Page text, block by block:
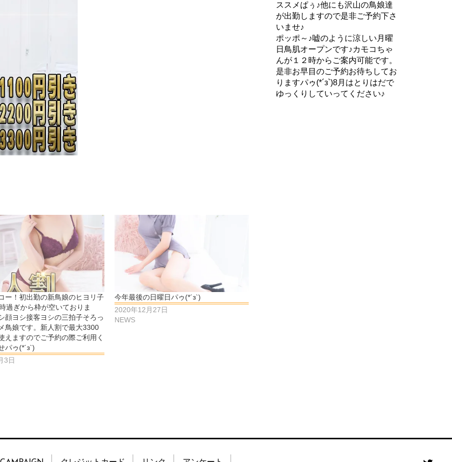
ー！初出勤の新鳥娘のヒヨリ子
過ぎから枠が空いておりま
顔ヨシ接客ヨシの三拍子そろっ
鳥娘です。新人割で最大3300
えますのでご予約の際ご利用く
パゥ(*´з`)
3日
今年最後の日曜日パゥ(*´з`)
2020年12月27日
NEWS
ススメぱぅ♪他にも沢山の鳥娘達
が出勤しますので是非ご予約下さ
いませ♪
ポッポ～♪嘘のように涼しい月曜
日鳥肌オープンです♪カモコちゃ
んが１２時からご案内可能です。
是非お早目のご予約お待ちしてお
りますパゥ(*´з`)8月はとりはだで
ゆっくりしていってください♪